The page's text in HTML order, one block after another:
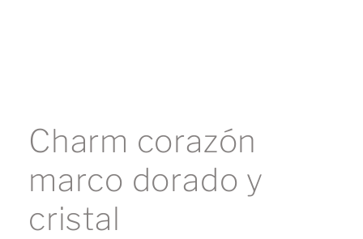
1
en
Charm corazón
marco dorado y
cristal